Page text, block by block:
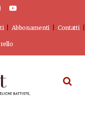
Abbonamenti Contatti